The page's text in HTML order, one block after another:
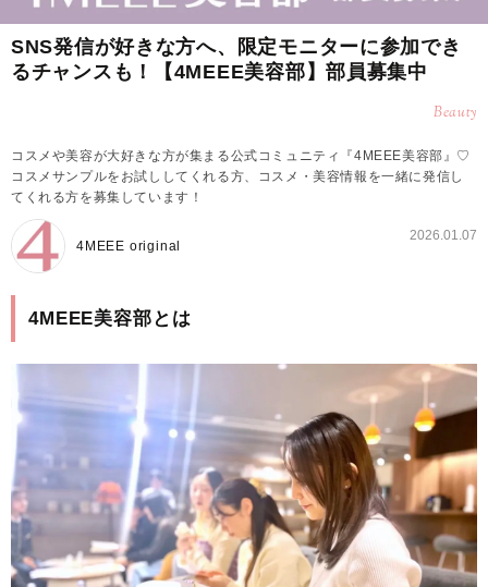
SNS発信が好きな方へ、限定モニターに参加でき
るチャンスも！【4MEEE美容部】部員募集中
Beauty
コスメや美容が大好きな方が集まる公式コミュニティ『4MEEE美容部』♡
コスメサンプルをお試ししてくれる方、コスメ・美容情報を一緒に発信し
てくれる方を募集しています！
4MEEE original
2026.01.07
4MEEE美容部とは